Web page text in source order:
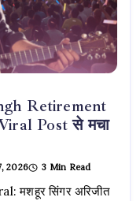
Retirement
Post से मचा
2026 3 Min Read
सिंगर अरिजीत